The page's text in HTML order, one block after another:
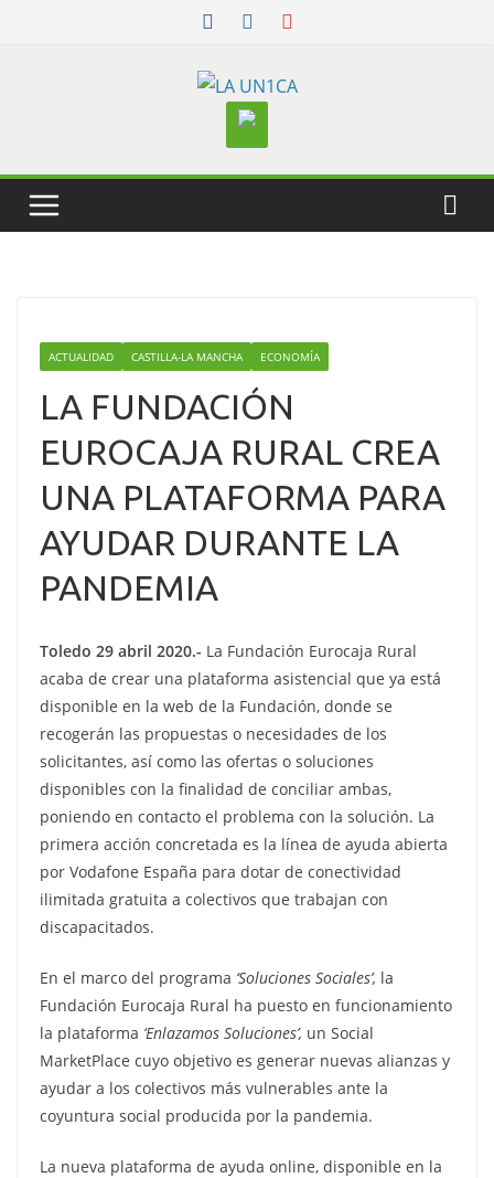
ACTUALIDAD CASTILLA-LA MANCHA ECONOMÍA
LA FUNDACIÓN
EUROCAJA RURAL CREA
UNA PLATAFORMA PARA
AYUDAR DURANTE LA
PANDEMIA
Toledo 29 abril 2020.- La Fundación Eurocaja Rural
acaba de crear una plataforma asistencial que ya está
disponible en la web de la Fundación, donde se
recogerán las propuestas o necesidades de los
solicitantes, así como las ofertas o soluciones
disponibles con la finalidad de conciliar ambas,
poniendo en contacto el problema con la solución. La
primera acción concretada es la línea de ayuda abierta
por Vodafone España para dotar de conectividad
ilimitada gratuita a colectivos que trabajan con
discapacitados.
En el marco del programa ‘Soluciones Sociales’, la
Fundación Eurocaja Rural ha puesto en funcionamiento
la plataforma ‘Enlazamos Soluciones’, un Social
MarketPlace cuyo objetivo es generar nuevas alianzas y
ayudar a los colectivos más vulnerables ante la
coyuntura social producida por la pandemia.
La nueva plataforma de ayuda online, disponible en la